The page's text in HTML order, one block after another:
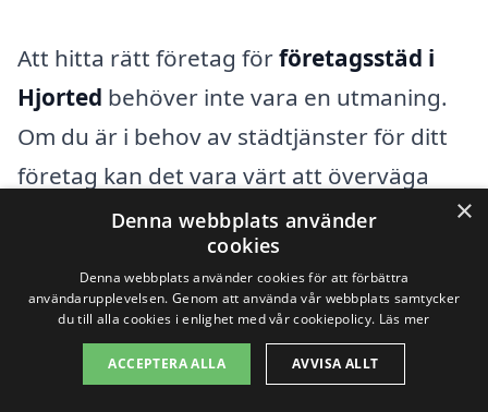
Att hitta rätt företag förföretagsstäd i
Hjorted behöver inte vara en utmaning.
Om du är i behov av städtjänster för ditt
företag kan det vara värt att överväga
företag i närliggande städer. På vår
plattform kan du enkelt jämföra olika
erbjudanden och hitta det som bäst
passar dina behov och din budget.
×
Denna webbplats använder
cookies
Denna webbplats använder cookies för att förbättra
användarupplevelsen. Genom att använda vår webbplats samtycker
du till alla cookies i enlighet med vår cookiepolicy. Läs mer
ACCEPTERA ALLA AVVISA ALLT